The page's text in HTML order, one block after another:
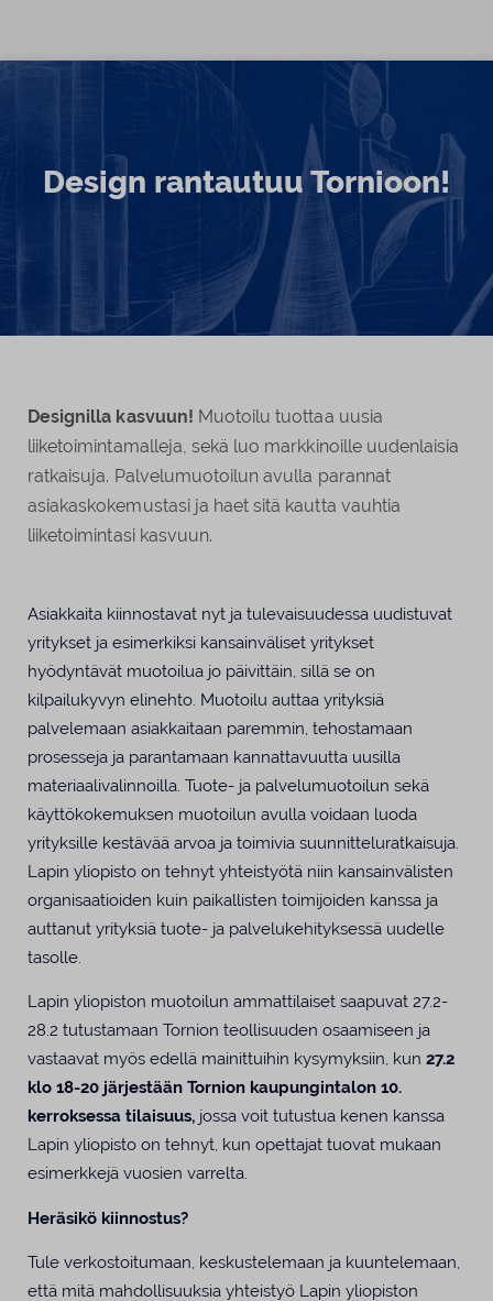
Design rantautuu Tornioon!
Designilla kasvuun! Muotoilu tuottaa uusia
liiketoimintamalleja, sekä luo markkinoille uudenlaisia
ratkaisuja. Palvelumuotoilun avulla parannat
asiakaskokemustasi ja haet sitä kautta vauhtia
liiketoimintasi kasvuun.
Asiakkaita kiinnostavat nyt ja tulevaisuudessa uudistuvat
yritykset ja esimerkiksi kansainväliset yritykset
hyödyntävät muotoilua jo päivittäin, sillä se on
kilpailukyvyn elinehto. Muotoilu auttaa yrityksiä
palvelemaan asiakkaitaan paremmin, tehostamaan
prosesseja ja parantamaan kannattavuutta uusilla
materiaalivalinnoilla. Tuote- ja palvelumuotoilun sekä
käyttökokemuksen muotoilun avulla voidaan luoda
yrityksille kestävää arvoa ja toimivia suunnitteluratkaisuja.
Lapin yliopisto on tehnyt yhteistyötä niin kansainvälisten
organisaatioiden kuin paikallisten toimijoiden kanssa ja
auttanut yrityksiä tuote- ja palvelukehityksessä uudelle
tasolle.
Lapin yliopiston muotoilun ammattilaiset saapuvat 27.2-
28.2 tutustamaan Tornion teollisuuden osaamiseen ja
vastaavat myös edellä mainittuihin kysymyksiin, kun 27.2
klo 18-20 järjestään Tornion kaupungintalon 10.
kerroksessa tilaisuus, jossa voit tutustua kenen kanssa
Lapin yliopisto on tehnyt, kun opettajat tuovat mukaan
esimerkkejä vuosien varrelta.
Heräsikö kiinnostus?
Tule verkostoitumaan, keskustelemaan ja kuuntelemaan,
että mitä mahdollisuuksia yhteistyö Lapin yliopiston